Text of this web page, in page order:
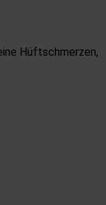
Hüftschmerzen,